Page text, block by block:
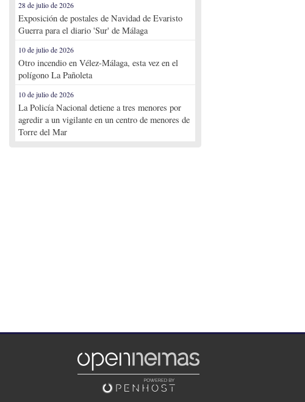
28 de julio de 2026
Exposición de postales de Navidad de Evaristo
Guerra para el diario 'Sur' de Málaga
10 de julio de 2026
Otro incendio en Vélez-Málaga, esta vez en el
polígono La Pañoleta
10 de julio de 2026
La Policía Nacional detiene a tres menores por
agredir a un vigilante en un centro de menores de
Torre del Mar